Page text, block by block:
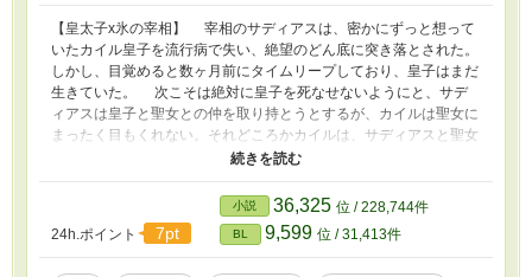
【皇太子x氷の宰相】 宰相のサディアスは、密かにずっと想って
いたカイル皇子を流行病で失い、絶望のどん底に突き落とされた。
しかし、目覚めると数ヶ月前にタイムリープしており、皇子はまだ
生きていた。 次こそは絶対に皇子を死なせないようにと、サデ
ィアスは皇子と聖女との仲を取り持とうとするが、カイルは聖女に
まったく目もくれない。それどころかカイルは、サディアスと聖女
の関係にイラつき出して…… ※ムーンライトノベルズにも掲載し
24h.ポイント 7pt
小説 36,325 位 / 228,744件
BL 9,599 位 / 31,413件